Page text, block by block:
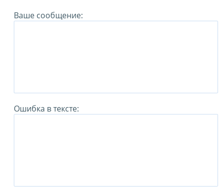
Ваше сообщение:
Ошибка в тексте: